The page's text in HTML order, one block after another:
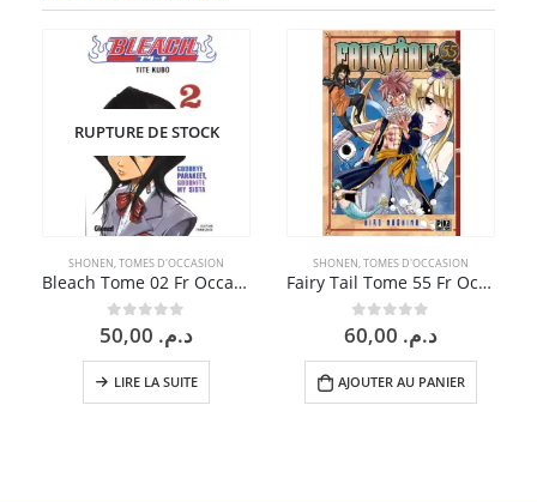
RUPTURE DE STOCK
SHONEN,TOMES D'OCCASION
Bleach Tome 02 Fr Occasion
0sur 5د.م.
LIRE LA SUITE
SHONEN,TOMES D'OCCASION
Fairy Tail Tome 55 Fr Occasion
0sur 5د.م.
AJOUTER AU PANIER